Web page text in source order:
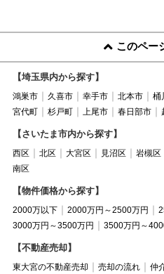
このペー
【埼玉県内から探す】
鴻巣市 久喜市 幸手市 北本市 桶
宮代町
杉戸町 上尾市 春日部市
【さいたま市内から探す】
西区 北区 大宮区 見沼区 岩槻区
南区
【物件価格から探す】
2000万以下 2000万円～2500万円
3000万円～3500万円
3500万円～
【不動産売却】
東大宮の不動産売却 売却の流れ
仲